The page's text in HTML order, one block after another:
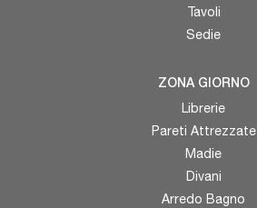
Tavoli
Sedie
ZONA GIORNO
Librerie
Pareti Attrezzate
Madie
Divani
Arredo Bagno